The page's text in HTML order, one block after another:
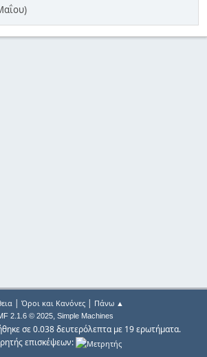
| Όροι και Κανόνες| Πάνω ▲
2.1.6 © 2025, Simple Machines
σε 0.038 δευτερόλεπτα με 19 ερωτήματα.
επισκέψεων: